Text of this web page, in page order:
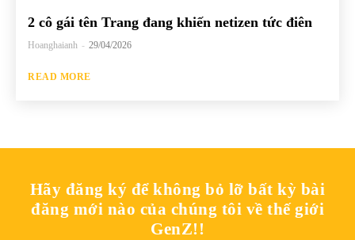
2 cô gái tên Trang đang khiến netizen tức điên
Hoanghaianh - 29/04/2026
READ MORE
Hãy đăng ký để không bỏ lỡ bất kỳ bài
đăng mới nào của chúng tôi về thế giới
GenZ!!